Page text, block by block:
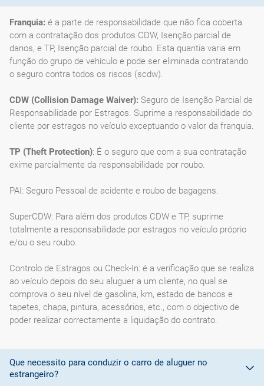
Franquia: é a parte de responsabilidade que não fica coberta
com a contratação dos produtos CDW, Isenção parcial de
danos, e TP, Isenção parcial de roubo. Esta quantia varia em
função do grupo de vehículo e pode ser eliminada contratando
o seguro contra todos os riscos (scdw).
CDW (Collision Damage Waiver): Seguro de Isenção Parcial de
Responsabilidade por Estragos. Suprime a responsabilidade do
cliente por estragos no veículo exceptuando o valor da franquia.
TP (Theft Protection): É o seguro que com a sua contratação
exime parcialmente da responsabilidade por roubo.
PAI: Seguro Pessoal de acidente e roubo de bagagens.
SuperCDW: Para além dos produtos CDW e TP, suprime
totalmente a responsabilidade por estragos no veículo próprio
e/ou o seu roubo.
Controlo de Estragos ou Check-In: é a verificação que se realiza
ao veículo depois do seu aluguer a um cliente, no qual se
comprova o seu nível de gasolina, km, estado de bancos e
tapetes, chapa, pintura, acessórios, etc., com o objectivo de
poder realizar correctamente a liquidação do contrato.
Que necessito para conduzir o carro de aluguer no
estrangeiro?